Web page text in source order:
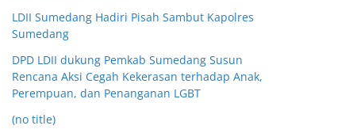
LDII Sumedang Hadiri Pisah Sambut Kapolres
Sumedang
DPD LDII dukung Pemkab Sumedang Susun
Rencana Aksi Cegah Kekerasan terhadap Anak,
Perempuan, dan Penanganan LGBT
(no title)